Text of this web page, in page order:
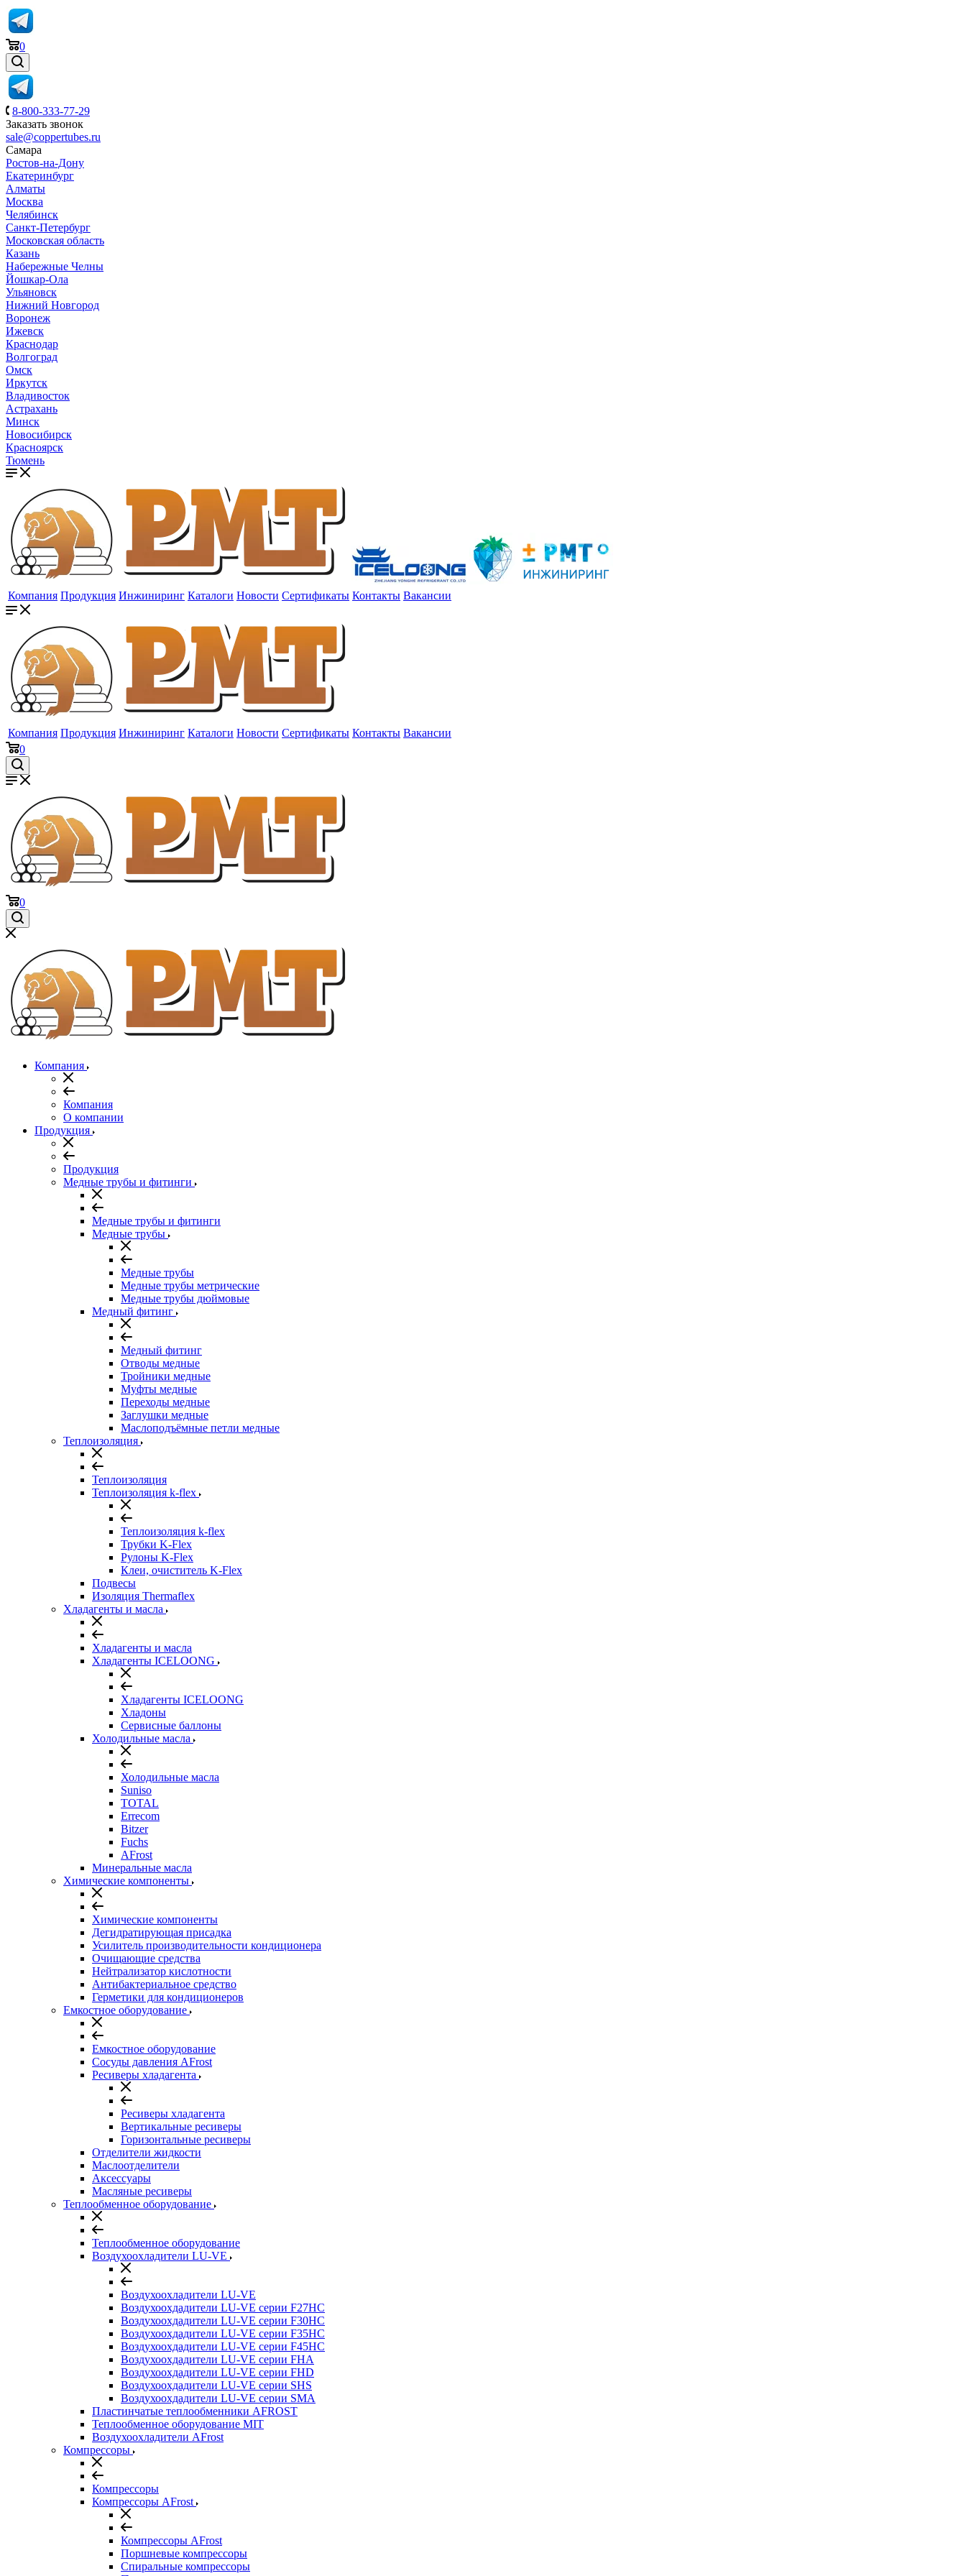
0
8-800-333-77-29
Заказать звонок
sale@coppertubes.ru
Самара
Ростов-на-Дону
Екатеринбург
Алматы
Москва
Челябинск
Санкт-Петербург
Московская область
Казань
Набережные Челны
Йошкар-Ола
Ульяновск
Нижний Новгород
Воронеж
Ижевск
Краснодар
Волгоград
Омск
Иркутск
Владивосток
Астрахань
Минск
Новосибирск
Красноярск
Тюмень
Компания Продукция Инжиниринг Каталоги Новости Сертификаты Контакты Вакансии
Компания Продукция Инжиниринг Каталоги Новости Сертификаты Контакты Вакансии
0
0
Компания
Компания
О компании
Продукция
Продукция
Медные трубы и фитинги
Медные трубы и фитинги
Медные трубы
Медные трубы
Медные трубы метрические
Медные трубы дюймовые
Медный фитинг
Медный фитинг
Отводы медные
Тройники медные
Муфты медные
Переходы медные
Заглушки медные
Маслоподъёмные петли медные
Теплоизоляция
Теплоизоляция
Теплоизоляция k-flex
Теплоизоляция k-flex
Трубки K-Flex
Рулоны K-Flex
Клеи, очиститель K-Flex
Подвесы
Изоляция Thermaflex
Хладагенты и масла
Хладагенты и масла
Хладагенты ICELOONG
Хладагенты ICELOONG
Хладоны
Сервисные баллоны
Холодильные масла
Холодильные масла
Suniso
TOTAL
Errecom
Bitzer
Fuchs
AFrost
Минеральные масла
Химические компоненты
Химические компоненты
Дегидратирующая присадка
Усилитель производительности кондиционера
Очищающие средства
Нейтрализатор кислотности
Антибактериальное средство
Герметики для кондиционеров
Емкостное оборудование
Емкостное оборудование
Сосуды давления AFrost
Ресиверы хладагента
Ресиверы хладагента
Вертикальные ресиверы
Горизонтальные ресиверы
Отделители жидкости
Маслоотделители
Аксессуары
Масляные ресиверы
Теплообменное оборудование
Теплообменное оборудование
Воздухоохладители LU-VE
Воздухоохладители LU-VE
Воздухоохдадители LU-VE серии F27HC
Воздухоохдадители LU-VE серии F30HC
Воздухоохдадители LU-VE серии F35HC
Воздухоохдадители LU-VE серии F45HC
Воздухоохдадители LU-VE серии FHA
Воздухоохдадители LU-VE серии FHD
Воздухоохдадители LU-VE серии SHS
Воздухоохдадители LU-VE серии SMA
Пластинчатые теплообменники AFROST
Теплообменное оборудование MIT
Воздухоохладители AFrost
Компрессоры
Компрессоры
Компрессоры AFrost
Компрессоры AFrost
Поршневые компрессоры
Спиральные компрессоры